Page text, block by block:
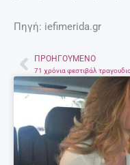
Πηγή: iefimerida.gr
Prev
ΠΡΟΗΓΟΎΜΕΝΟ